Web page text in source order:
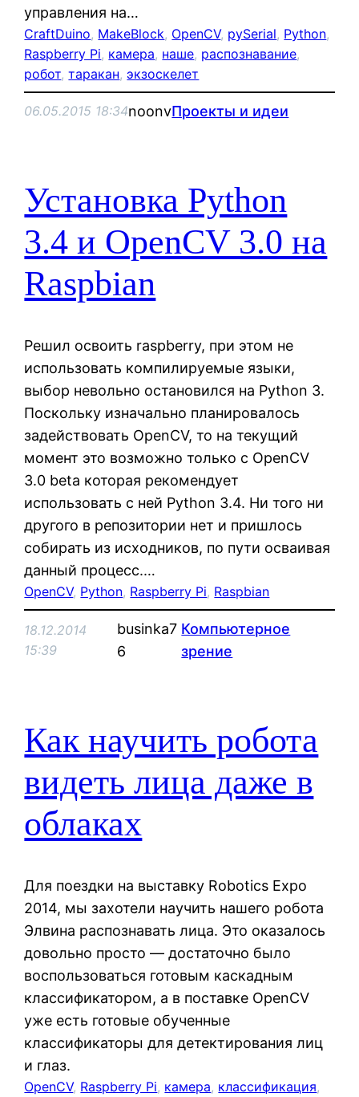
управления на…
CraftDuino, MakeBlock, OpenCV, pySerial, Python
Raspberry Pi, камера, наше, распознавание
робот, таракан, экзоскелет
06.05.2015 18:34noonvПроекты и идеи
Установка Python
3.4 и OpenCV 3.0 на
Raspbian
Решил освоить raspberry, при этом не
использовать компилируемые языки,
выбор невольно остановился на Python 3.
Поскольку изначально планировалось
задействовать OpenCV, то на текущий
момент это возможно только с OpenCV
3.0 beta которая рекомендует
использовать с ней Python 3.4. Ни того ни
другого в репозитории нет и пришлось
собирать из исходников, по пути осваивая
данный процесс.…
OpenCV, Python, Raspberry Pi, Raspbian
18.12.2014
15:39
businka7
6
Компьютерное
зрение
Как научить робота
видеть лица даже в
облаках
Для поездки на выставку Robotics Expo
2014, мы захотели научить нашего робота
Элвина распознавать лица. Это оказалось
довольно просто — достаточно было
воспользоваться готовым каскадным
классификатором, а в поставке OpenCV
уже есть готовые обученные
классификаторы для детектирования лиц
и глаз.
OpenCV, Raspberry Pi, камера, классификация